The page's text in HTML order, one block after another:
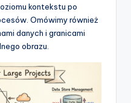
kontekstu po
Omówimy również
danych i granicami
obrazu.